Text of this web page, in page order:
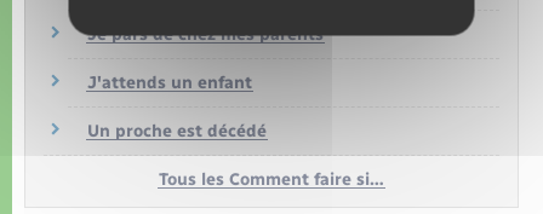
Je pars de chez mes parents
J'attends un enfant
Un proche est décédé
Tous les Comment faire si…